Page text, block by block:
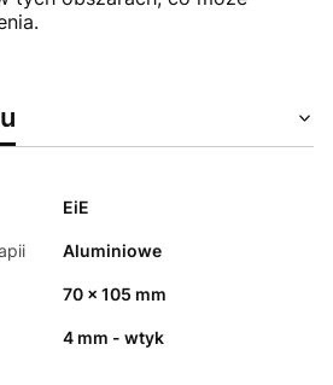
EiE
Aluminiowe
70 x 105 mm
4 mm - wtyk